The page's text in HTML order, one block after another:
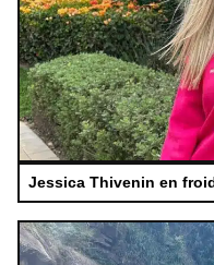
Jessica Thivenin en